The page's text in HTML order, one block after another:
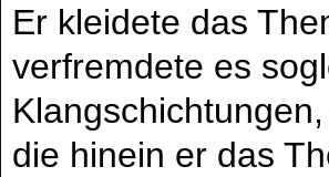
Er kleidete das
verfremdete es
die hinein er das